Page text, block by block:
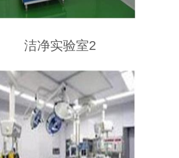
洁净实验室2